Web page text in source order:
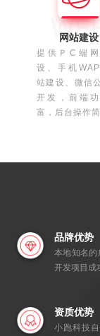
网站建设
提供ＰC端
设、手机
站建设、微信
开发，前端
富，后台操作
品牌优势
本地知名
开发项目成
资质优势
小跑科技